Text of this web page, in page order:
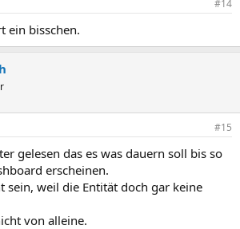
#14
ein bisschen.
#15
gelesen das es was dauern soll bis so
erscheinen.
sein, weil die Entität doch gar keine
von alleine.